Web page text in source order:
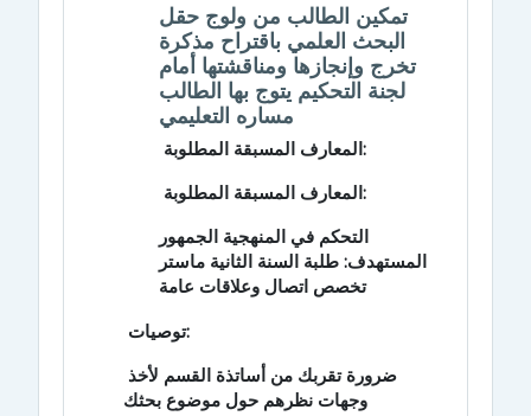
تمكين الطالب من ولوج حقل
البحث العلمي باقتراح مذكرة
تخرج وإنجازها ومناقشتها أمام
لجنة التحكيم يتوج بها الطالب
مساره التعليمي
المعارف المسبقة المطلوبة:
المعارف المسبقة المطلوبة:
التحكم في المنهجية الجمهور
المستهدف: طلبة السنة الثانية ماستر
تخصص اتصال وعلاقات عامة
توصيات:
وجهات نظرهم حول موضوع بحثك